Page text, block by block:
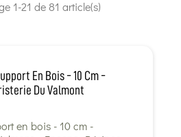
1-21 de 81 article(s)
En Bois - 10 Cm -
Du Valmont